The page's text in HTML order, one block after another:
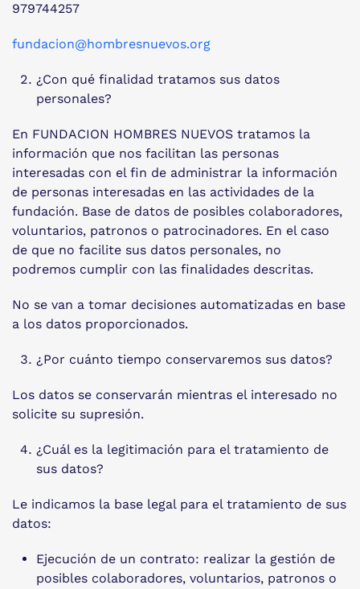
979744257
fundacion@hombresnuevos.org
¿Con qué finalidad tratamos sus datos
personales?
En FUNDACION HOMBRES NUEVOS tratamos la
información que nos facilitan las personas
interesadas con el fin de administrar la información
de personas interesadas en las actividades de la
fundación. Base de datos de posibles colaboradores,
voluntarios, patronos o patrocinadores. En el caso
de que no facilite sus datos personales, no
podremos cumplir con las finalidades descritas.
No se van a tomar decisiones automatizadas en base
a los datos proporcionados.
¿Por cuánto tiempo conservaremos sus datos?
Los datos se conservarán mientras el interesado no
solicite su supresión.
¿Cuál es la legitimación para el tratamiento de
sus datos?
Le indicamos la base legal para el tratamiento de sus
datos:
Ejecución de un contrato: realizar la gestión de
posibles colaboradores, voluntarios, patronos o